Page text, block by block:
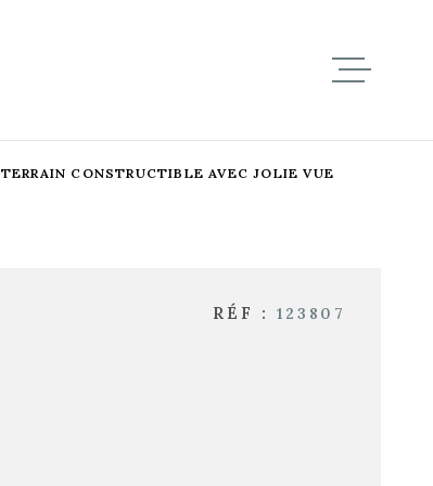
BIENS À
TERRAIN CONSTRUCTIBLE AVEC JOLIE VUE
RÉF :123807